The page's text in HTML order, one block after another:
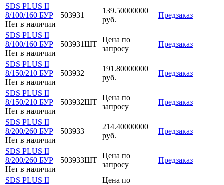
SDS PLUS II
8/100/160 БУР
Нет в наличии
503931
139.50000000
руб.
Предзаказ
SDS PLUS II
8/100/160 БУР
Нет в наличии
503931ШТ
Цена по
запросу
Предзаказ
SDS PLUS II
8/150/210 БУР
Нет в наличии
503932
191.80000000
руб.
Предзаказ
SDS PLUS II
8/150/210 БУР
Нет в наличии
503932ШТ
Цена по
запросу
Предзаказ
SDS PLUS II
8/200/260 БУР
Нет в наличии
503933
214.40000000
руб.
Предзаказ
SDS PLUS II
8/200/260 БУР
Нет в наличии
503933ШТ
Цена по
запросу
Предзаказ
SDS PLUS II
Цена по